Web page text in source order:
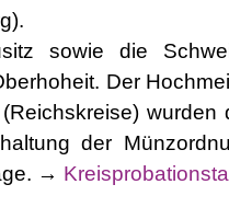
sowie die
Der
der
→